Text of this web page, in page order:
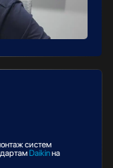
систем
Daikinна